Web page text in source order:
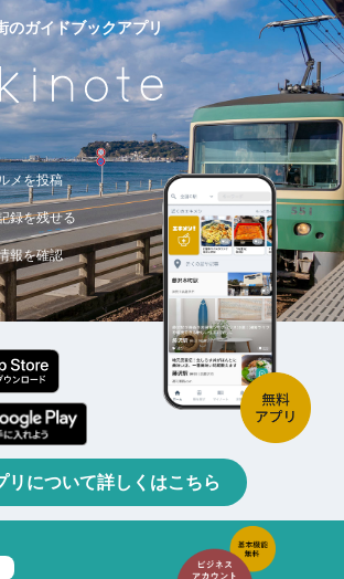
のガイドブックアプリ
メを投稿
録を残せる
報を確認
リについて詳しくはこちら